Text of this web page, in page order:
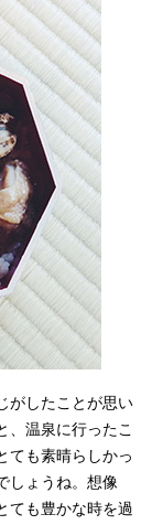
がしたことが思い
、温泉に行ったこ
ても素晴らしかっ
しょうね。想像
ても豊かな時を過